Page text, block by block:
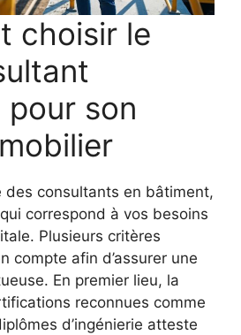
choisir le
son
des consultants en bâtiment,
correspond à vos besoins
Plusieurs critères
compte afin d’assurer une
En premier lieu, la
reconnues comme
d’ingénierie atteste